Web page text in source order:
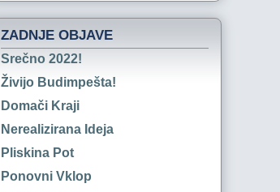
ZADNJE OBJAVE
Srečno 2022!
Živijo Budimpešta!
Domači Kraji
Nerealizirana Ideja
Pliskina Pot
Ponovni Vklop